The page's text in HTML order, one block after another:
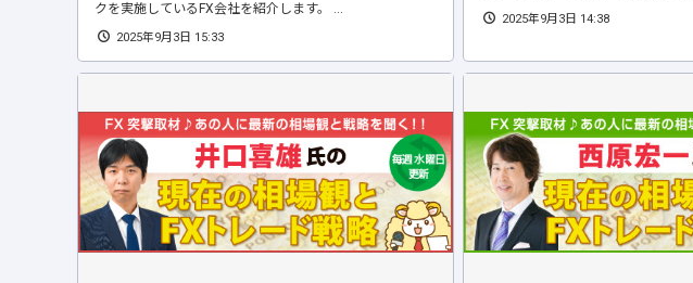
クを実施しているFX会社を紹介します。 ...
2025年9月3日 15:33
2025年9月3日 14:38